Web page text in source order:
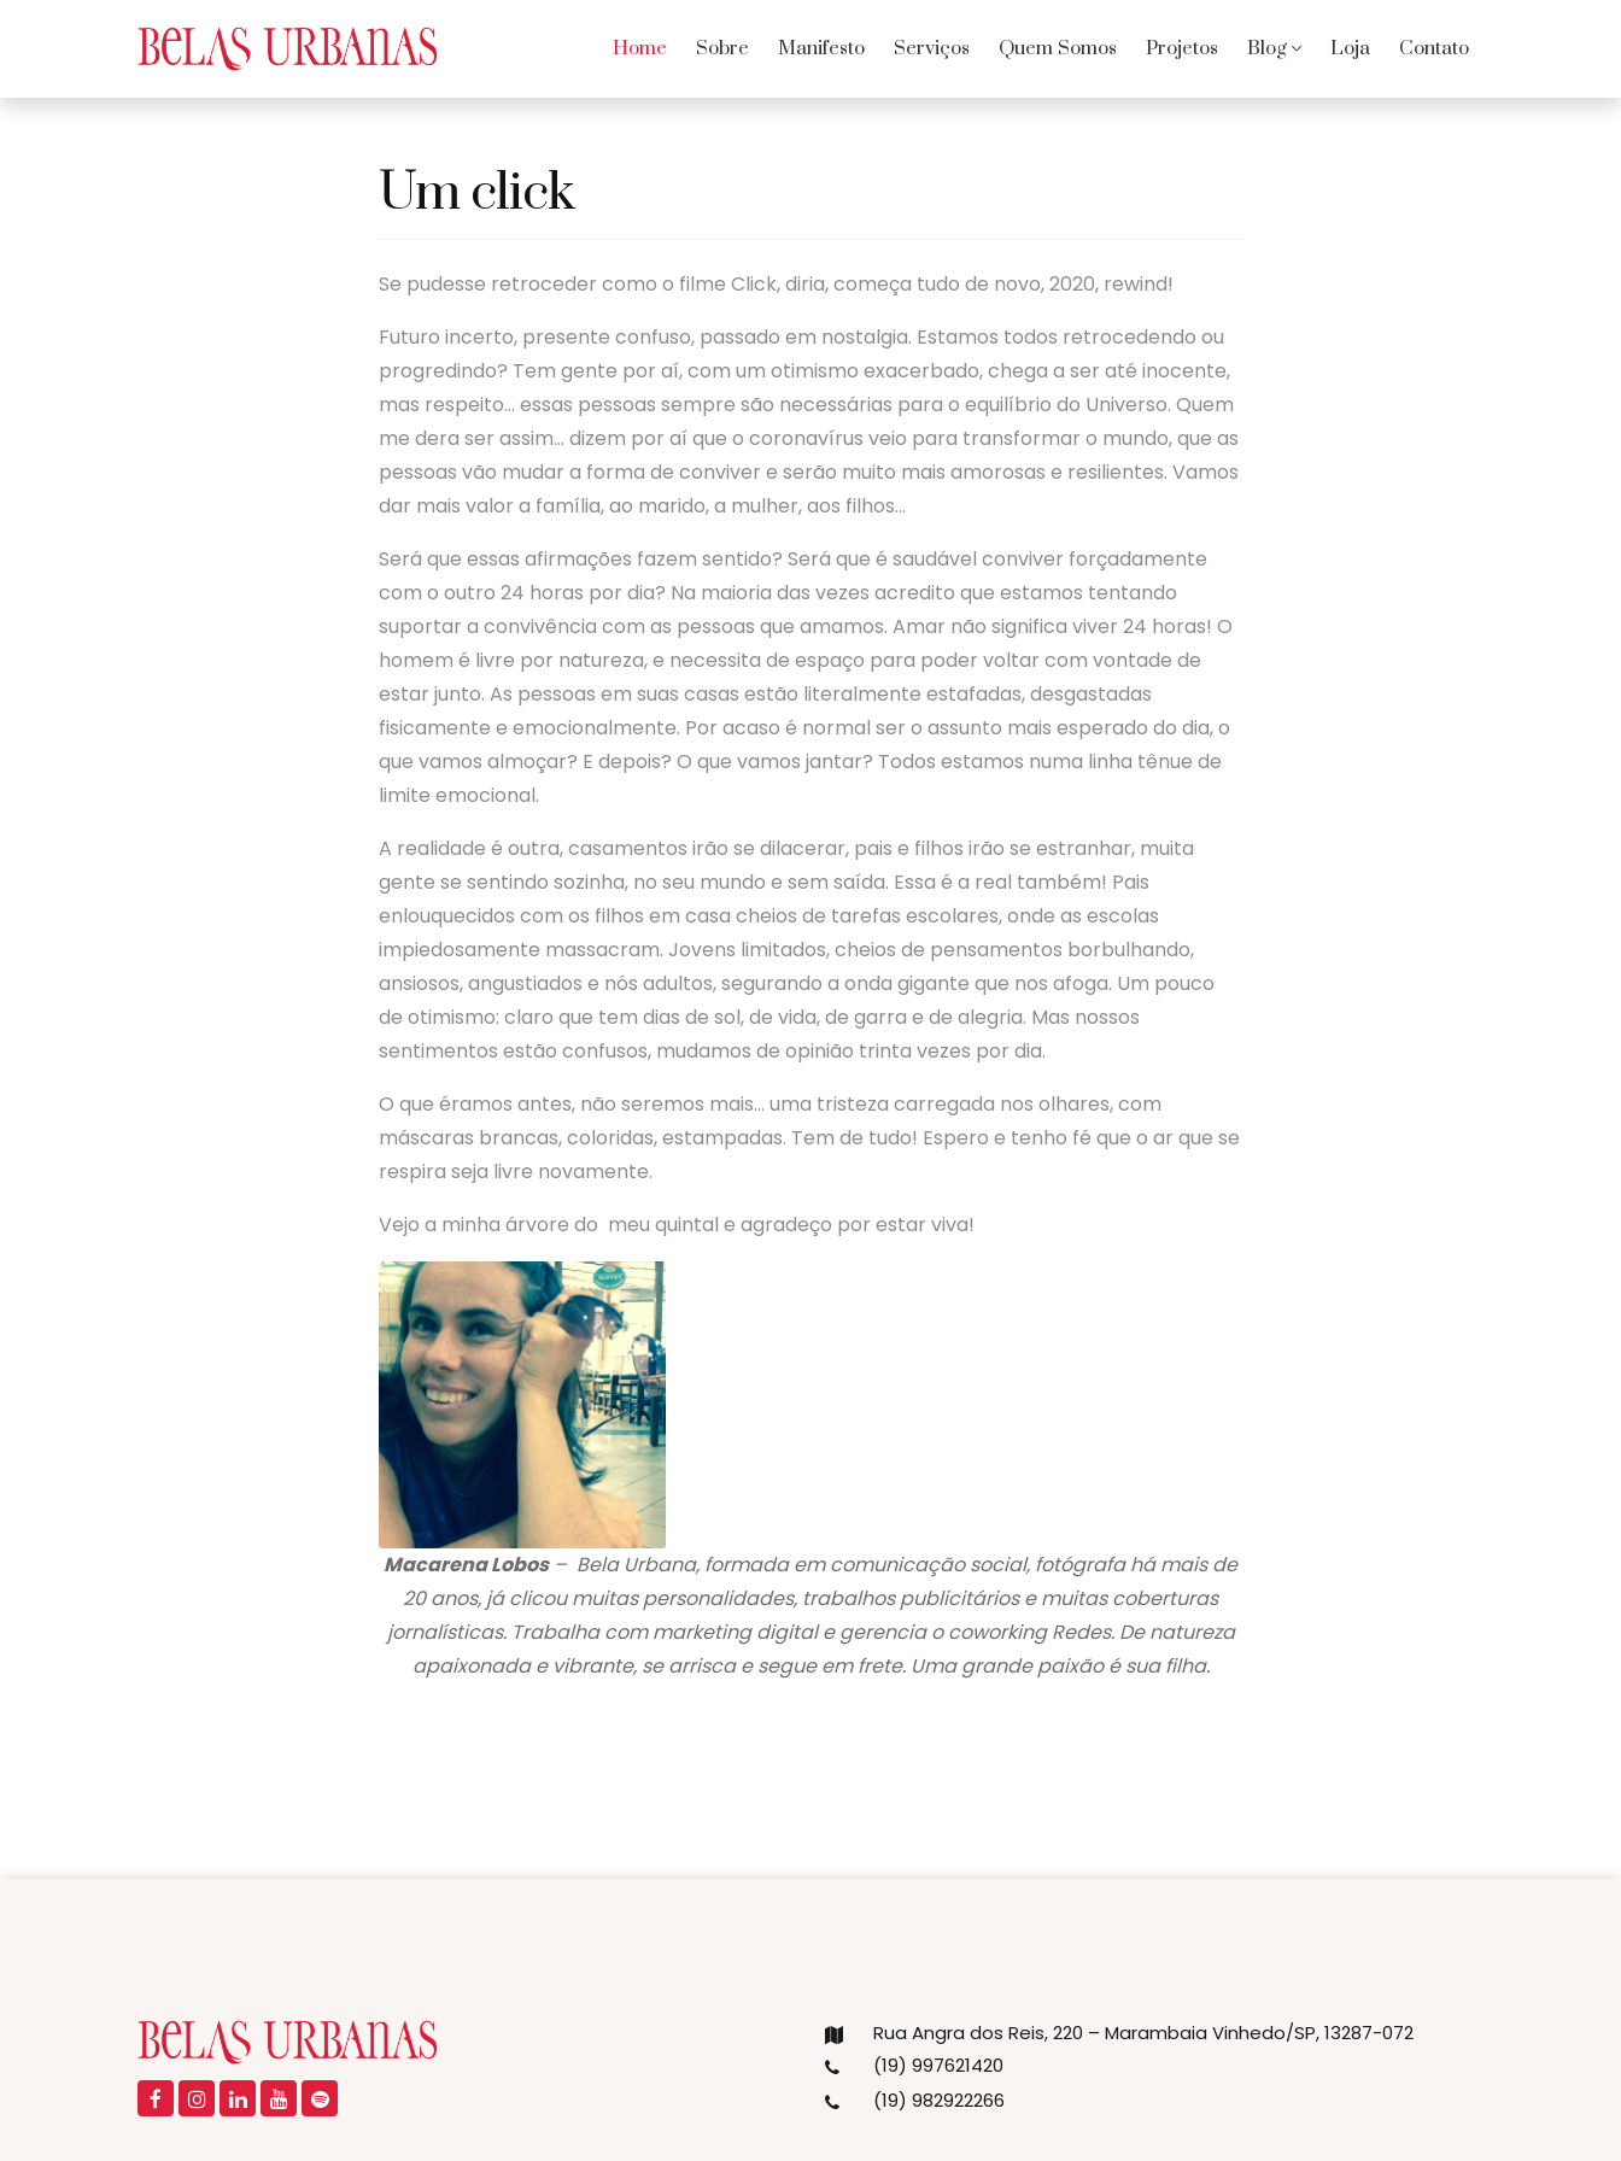
Home Sobre Manifesto Serviços Quem Somos Projetos Blog Loja Contato
Um click
Se pudesse retroceder como o filme Click, diria, começa tudo de novo, 2020, rewind!
Futuro incerto, presente confuso, passado em nostalgia. Estamos todos retrocedendo ou
progredindo? Tem gente por aí, com um otimismo exacerbado, chega a ser até inocente,
mas respeito… essas pessoas sempre são necessárias para o equilíbrio do Universo. Quem
me dera ser assim… dizem por aí que o coronavírus veio para transformar o mundo, que as
pessoas vão mudar a forma de conviver e serão muito mais amorosas e resilientes. Vamos
dar mais valor a família, ao marido, a mulher, aos filhos…
Será que essas afirmações fazem sentido? Será que é saudável conviver forçadamente
com o outro 24 horas por dia? Na maioria das vezes acredito que estamos tentando
suportar a convivência com as pessoas que amamos. Amar não significa viver 24 horas! O
homem é livre por natureza, e necessita de espaço para poder voltar com vontade de
estar junto. As pessoas em suas casas estão literalmente estafadas, desgastadas
fisicamente e emocionalmente. Por acaso é normal ser o assunto mais esperado do dia, o
que vamos almoçar? E depois? O que vamos jantar? Todos estamos numa linha tênue de
limite emocional.
A realidade é outra, casamentos irão se dilacerar, pais e filhos irão se estranhar, muita
gente se sentindo sozinha, no seu mundo e sem saída. Essa é a real também! Pais
enlouquecidos com os filhos em casa cheios de tarefas escolares, onde as escolas
impiedosamente massacram. Jovens limitados, cheios de pensamentos borbulhando,
ansiosos, angustiados e nós adultos, segurando a onda gigante que nos afoga. Um pouco
de otimismo: claro que tem dias de sol, de vida, de garra e de alegria. Mas nossos
sentimentos estão confusos, mudamos de opinião trinta vezes por dia.
O que éramos antes, não seremos mais… uma tristeza carregada nos olhares, com
máscaras brancas, coloridas, estampadas. Tem de tudo! Espero e tenho fé que o ar que se
respira seja livre novamente.
Vejo a minha árvore do meu quintal e agradeço por estar viva!
Macarena Lobos– Bela Urbana, formada em comunicação social, fotógrafa há mais de
20 anos, já clicou muitas personalidades, trabalhos publicitários e muitas coberturas
jornalísticas. Trabalha com marketing digital e gerencia o coworking Redes. De natureza
apaixonada e vibrante, se arrisca e segue em frete. Uma grande paixão é sua filha.
Rua Angra dos Reis, 220 – Marambaia Vinhedo/SP, 13287-072
(19) 997621420
(19) 982922266